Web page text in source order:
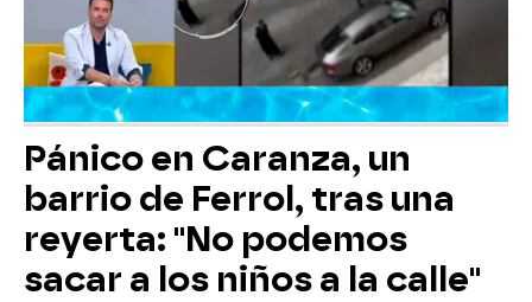
Pánico en Caranza, un
barrio de Ferrol, tras una
reyerta: "No podemos
sacar a los niños a la calle"